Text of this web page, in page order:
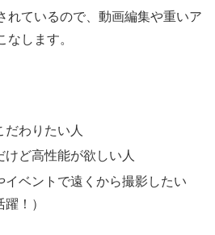
れているので、動画編集や重いア
なします。
だわりたい人
けど高性能が欲しい人
イベントで遠くから撮影したい
！）